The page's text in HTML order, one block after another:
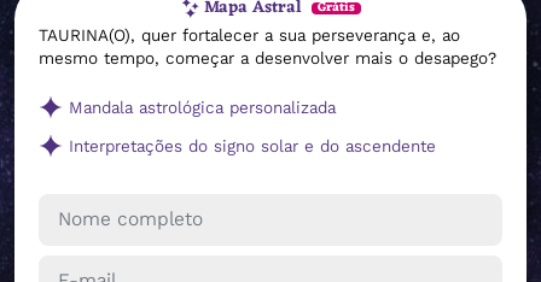
Mapa Astral Grátis
TAURINA(O), quer fortalecer a sua perseverança e, ao
mesmo tempo, começar a desenvolver mais o desapego?
Mandala astrológica personalizada
Interpretações do signo solar e do ascendente